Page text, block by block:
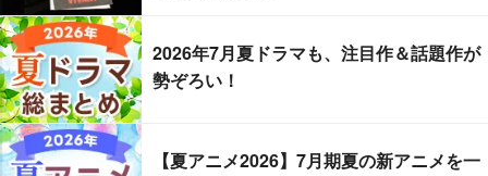
2026年7月夏ドラマも、注目作＆話題作が
勢ぞろい！
【夏アニメ2026】7月期夏の新アニメを一